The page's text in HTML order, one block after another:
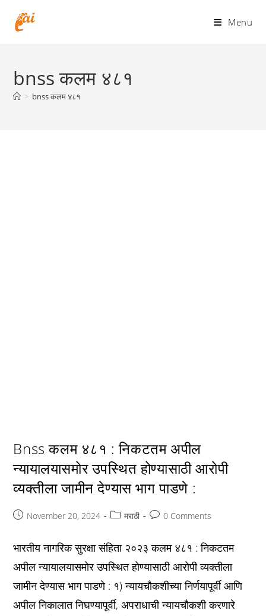
Menu
bnss कलम ४८१
> bnss कलम ४८१
Bnss कलम ४८१ : निकटतम अपील
न्यायालयासमोर उपस्थित होण्यासाठी आरोपी
व्यक्तीला जामीन देण्यास भाग पाडणे :
PostNovember 20, 2024
Postमराठी
Post0 Comments
भारतीय नागरिक सुरक्षा संहिता २०२३ कलम ४८१ : निकटतम
अपील न्यायालयासमोर उपस्थित होण्यासाठी आरोपी व्यक्तीला
जामीन देण्यास भाग पाडणे : १) न्यायचौकशीच्या निर्णयापूर्वी आणि
अपील निकालात निघण्यापूर्वी, अपराधाची न्यायचौकशी करणारे